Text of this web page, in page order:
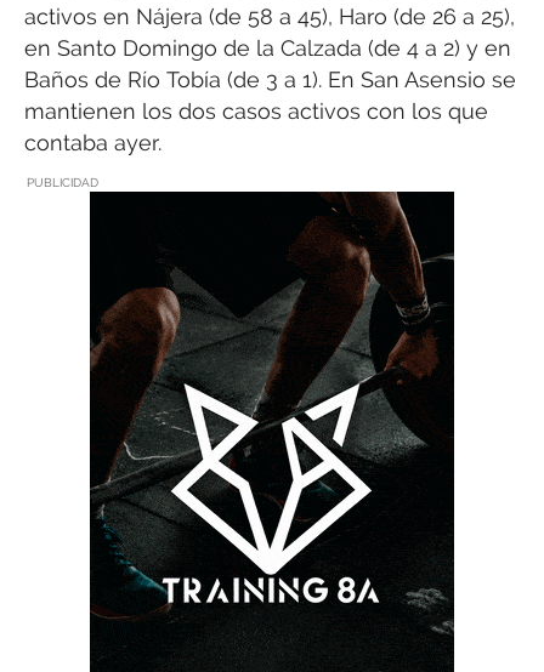
activos en Nájera (de 58 a 45), Haro (de 26 a 25),
en Santo Domingo de la Calzada (de 4 a 2) y en
Baños de Río Tobía (de 3 a 1). En San Asensio se
mantienen los dos casos activos con los que
contaba ayer.
PUBLICIDAD